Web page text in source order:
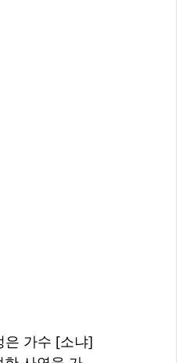
은 가수 [소냐]